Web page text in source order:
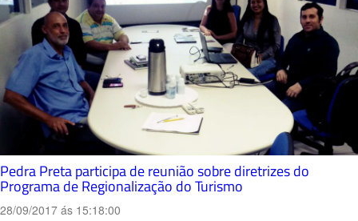
Pedra Preta participa de reunião sobre diretrizes do
Programa de Regionalização do Turismo
28/09/2017 ás 15:18:00